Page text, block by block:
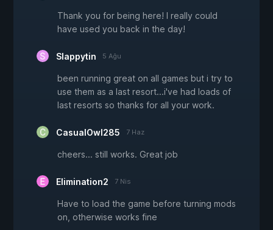
Thank you for being here! I really could
have used you back in the day!
Slappytin 5 Ağu
been running great on all games but i try to
use them as a last resort...i've had loads of
last resorts so thanks for all your work.
CasualOwl285 7 Haz
cheers... still works. Great job
Elimination2 7 Nis
Have to load the game before turning mods
on, otherwise works fine